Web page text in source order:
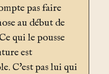
pas faire
au début de
qui le pousse
est
C'est pas lui qui